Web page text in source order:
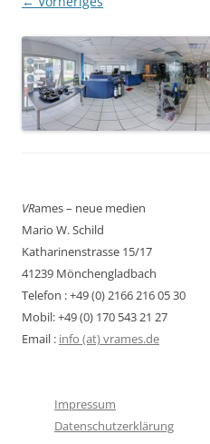
VRames – neue medien
Mario W. Schild
Katharinenstrasse 15/17
41239 Mönchengladbach
Telefon : +49 (0) 2166 216 05 30
Mobil: +49 (0) 170 543 21 27
Email : info (at) vrames.de
Impressum
Datenschutzerklärung